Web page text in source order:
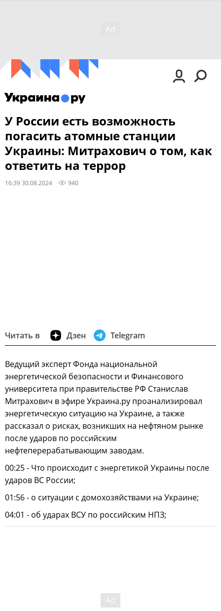
У России есть возможность
погасить атомные станции
Украины: Митрахович о том, как
ответить на террор
16:39 30.08.2024 940
Читать в Дзен Telegram
Ведущий эксперт Фонда национальной
энергетической безопасности и Финансового
университета при правительстве РФ Станислав
Митрахович в эфире Украина.ру проанализировал
энергетическую ситуацию на Украине, а также
рассказал о рисках, возникших на нефтяном рынке
после ударов по российским
нефтеперерабатывающим заводам.
00:25 - Что происходит с энергетикой Украины после
ударов ВС России;
01:56 - о ситуации с домохозяйствами на Украине;
04:01 - об ударах ВСУ по российским НПЗ;